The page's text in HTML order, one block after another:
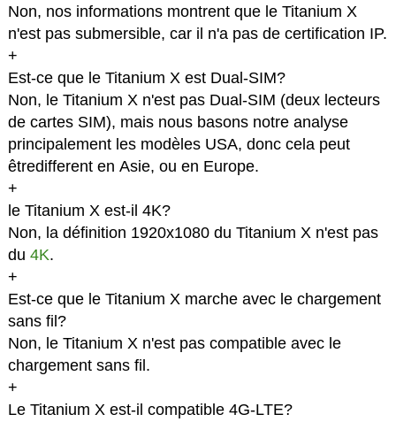
Non, nos informations montrent que le Titanium X
n'est pas submersible, car il n'a pas de certification IP.
+
Est-ce que le Titanium X est Dual-SIM?
Non, le Titanium X n'est pas Dual-SIM (deux lecteurs
de cartes SIM), mais nous basons notre analyse
principalement les modèles USA, donc cela peut
êtredifferent en Asie, ou en Europe.
+
le Titanium X est-il 4K?
Non, la définition 1920x1080 du Titanium X n'est pas
du 4K.
+
Est-ce que le Titanium X marche avec le chargement
sans fil?
Non, le Titanium X n'est pas compatible avec le
chargement sans fil.
+
Le Titanium X est-il compatible 4G-LTE?